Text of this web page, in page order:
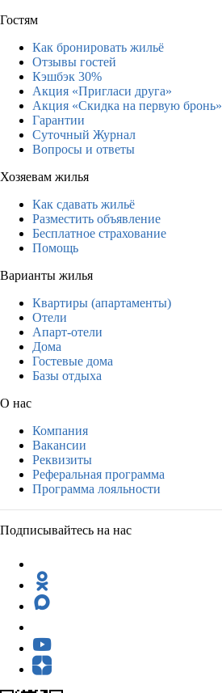
Гостям
Как бронировать жильё
Отзывы гостей
Кэшбэк 30%
Акция «Пригласи друга»
Акция «Скидка на первую бронь»
Гарантии
Суточный Журнал
Вопросы и ответы
Хозяевам жилья
Как сдавать жильё
Разместить объявление
Бесплатное страхование
Помощь
Варианты жилья
Квартиры (апартаменты)
Отели
Апарт-отели
Дома
Гостевые дома
Базы отдыха
О нас
Компания
Вакансии
Реквизиты
Реферальная программа
Программа лояльности
Подписывайтесь на нас